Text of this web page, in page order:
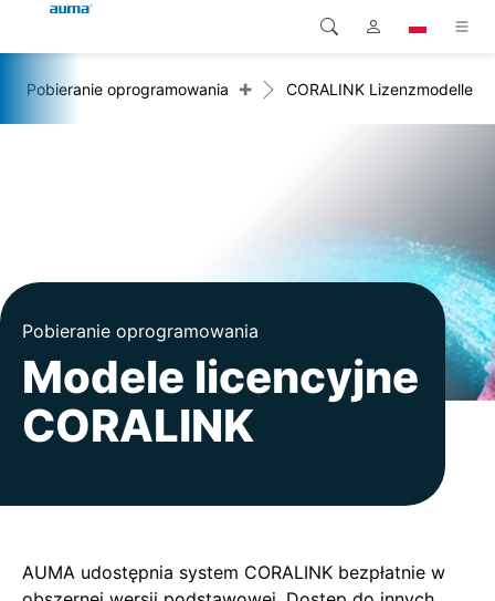
Produkty
Przedsiębiorstwo
Kontakt
Global
Ameryka Północna
Wyszukaj
Pobieranie oprogramowania + CORALINK Lizenzmodelle
Pobieranie oprogramowania
Modele licencyjne
CORALINK
AUMA udostępnia system CORALINK bezpłatnie w